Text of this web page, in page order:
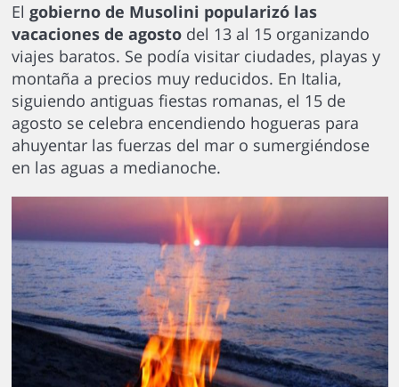
El gobierno de Musolini popularizó las
vacaciones de agostodel 13 al 15 organizando
viajes baratos. Se podía visitar ciudades, playas y
montaña a precios muy reducidos. En Italia,
siguiendo antiguas fiestas romanas, el 15 de
agosto se celebra encendiendo hogueras para
ahuyentar las fuerzas del mar o sumergiéndose
en las aguas a medianoche.